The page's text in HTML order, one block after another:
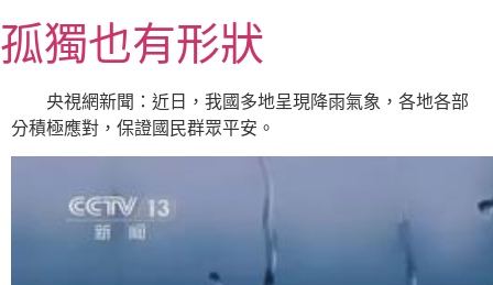
至
主
內
孤獨也有形狀
央視網新聞：近日，我國多地呈現降雨氣象，各地各部
分積極應對，保證國民群眾平安。